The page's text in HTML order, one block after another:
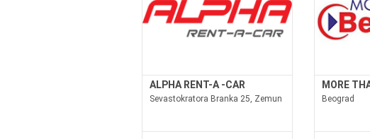
ALPHA RENT-A -CAR
Sevastokratora Branka 25, Zemun
MORE
Beograd